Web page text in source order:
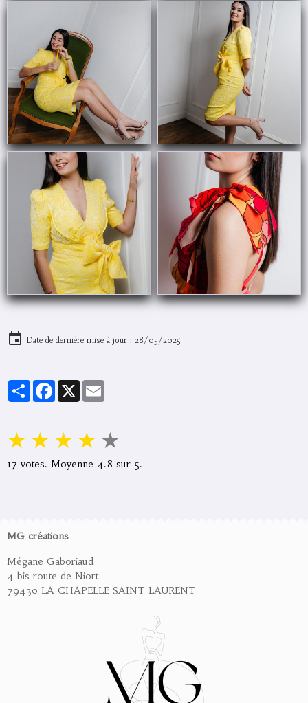
Date de dernière mise à jour : 28/05/2025
PartagerFacebook
X
★ ★ ★ ★ ★
17 votes. Moyenne 4.8 sur 5.
MG créations
Mégane Gaboriaud
4 bis route de Niort
79430 LA CHAPELLE SAINT LAURENT